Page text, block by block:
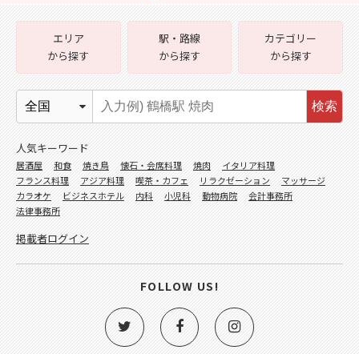
エリア
から探す
駅・路線
から探す
カテゴリー
から探す
検索
人気キーワード
居酒屋 和食 焼き鳥 懐石・会席料理 焼肉
イタリア料理
フランス料理
アジア料理 喫茶・カフェ リラクゼーション
マッサージ
カラオケ
ビジネスホテル 内科 小児科 動物病院
会計事務所
法律事務所
掲載者ログイン
FOLLOW US!